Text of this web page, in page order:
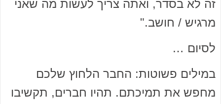
זה לא בסדר, ואתה צריך לעשות מה שאני
מרגיש / חושב."
לסיום …
במילים פשוטות: החבר הלחוץ שלכם
מחפש את תמיכתם. תהיו חברים, תקשיבו